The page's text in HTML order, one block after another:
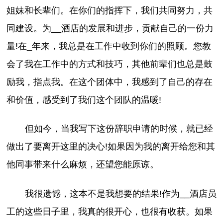
姐妹和长辈们。在你们的指挥下，我们共同努力，共
同建设。为__酒店的发展和进步，贡献自己的一份力
量!在_年来，我总是在工作中收到你们的照顾。您教
会了我在工作中的方式和技巧，其他前辈们也总是鼓
励我，指点我。在这个团体中，我感到了自己的存在
和价值，感受到了我们这个团队的温暖!
但如今，当我写下这份辞职申请的时候，就已经
做出了要离开这里的决心!如果因为我的离开给您和其
他同事带来什么麻烦，还望您能原谅。
我很遗憾，这本不是我想要的结果!作为__酒店员
工的这些日子里，我真的很开心，也很有收获。如果